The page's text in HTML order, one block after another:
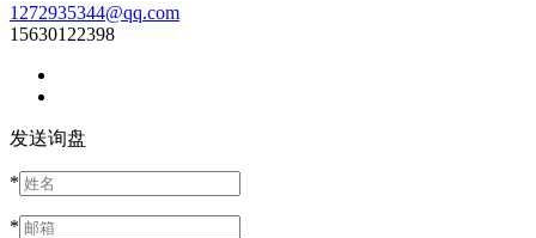
1272935344@qq.com
15630122398
发送询盘
*
*